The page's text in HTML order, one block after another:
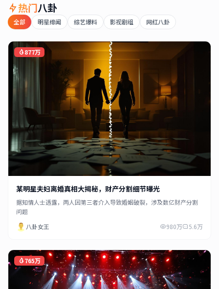
热门八卦
全部 明星绯闻 综艺爆料 影视剧组 网红八卦
877万
某明星夫妇离婚真相大揭秘，财产分割细节曝光
据知情人士透露，两人因第三者介入导致婚姻破裂，涉及数亿财产分割
问题
八卦女王
980万 5.6万
765万